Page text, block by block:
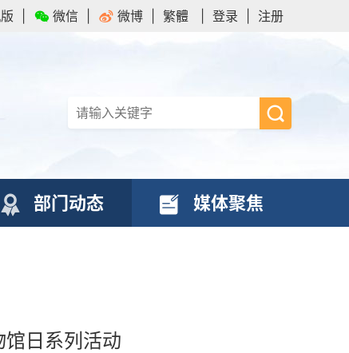
微信 微博 繁體 登录 注册
部门动态 媒体聚焦
日系列活动